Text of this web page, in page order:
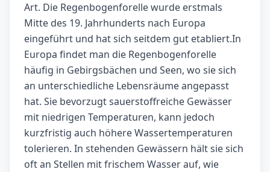
Art. Die Regenbogenforelle wurde erstmals
Mitte des 19. Jahrhunderts nach Europa
eingeführt und hat sich seitdem gut etabliert.In
Europa findet man die Regenbogenforelle
häufig in Gebirgsbächen und Seen, wo sie sich
an unterschiedliche Lebensräume angepasst
hat. Sie bevorzugt sauerstoffreiche Gewässer
mit niedrigen Temperaturen, kann jedoch
kurzfristig auch höhere Wassertemperaturen
tolerieren. In stehenden Gewässern hält sie sich
oft an Stellen mit frischem Wasser auf, wie